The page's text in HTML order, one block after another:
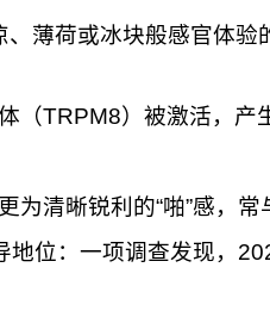
、薄荷或冰块般感官体验
（TRPM8）被激活，
为清晰锐利的“啪”感，常
地位：一项调查发现，